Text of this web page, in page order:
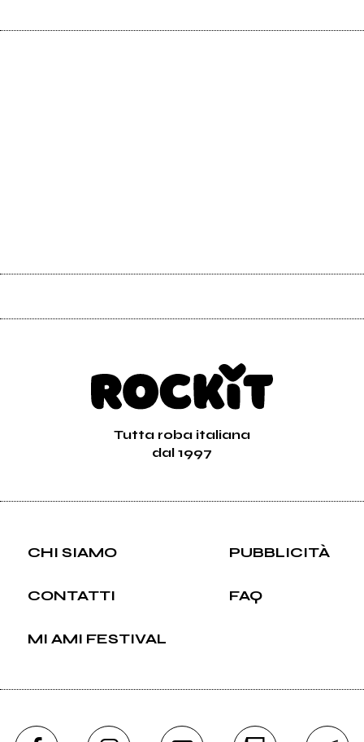
Tutta roba italiana
dal 1997
CHI SIAMO PUBBLICITÀ
CONTATTI FAQ
MI AMI FESTIVAL